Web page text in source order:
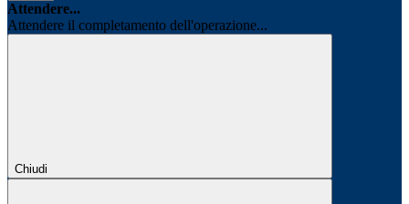
Attendere...
Attendere il completamento dell'operazione...
Chiudi